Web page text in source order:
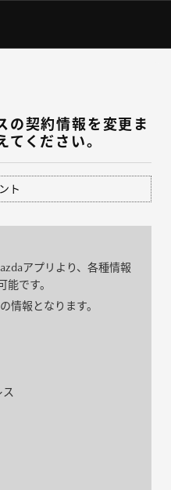
の契約情報を変更ま
てください。
ト
アプリより、各種情報
能です。
情報となります。